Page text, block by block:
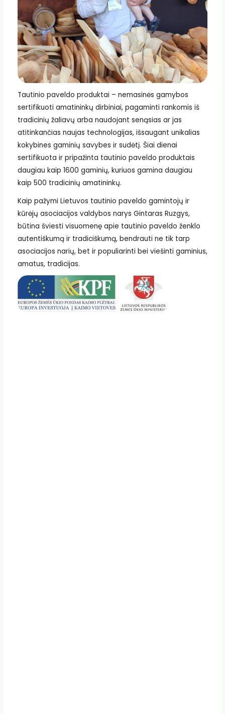
Tautinio paveldo produktai – nemasinės gamybos
sertifikuoti amatininkų dirbiniai, pagaminti rankomis iš
tradicinių žaliavų arba naudojant senąsias ar jas
atitinkančias naujas technologijas, išsaugant unikalias
kokybines gaminių savybes ir sudėtį. Šiai dienai
sertifikuota ir pripažinta tautinio paveldo produktais
daugiau kaip 1600 gaminių, kuriuos gamina daugiau
kaip 500 tradicinių amatininkų.
Kaip pažymi Lietuvos tautinio paveldo gamintojų ir
kūrėjų asociacijos valdybos narys Gintaras Ruzgys,
būtina šviesti visuomenę apie tautinio paveldo ženklo
autentiškumą ir tradiciškumą, bendrauti ne tik tarp
asociacijos narių, bet ir populiarinti bei viešinti gaminius,
amatus, tradicijas.